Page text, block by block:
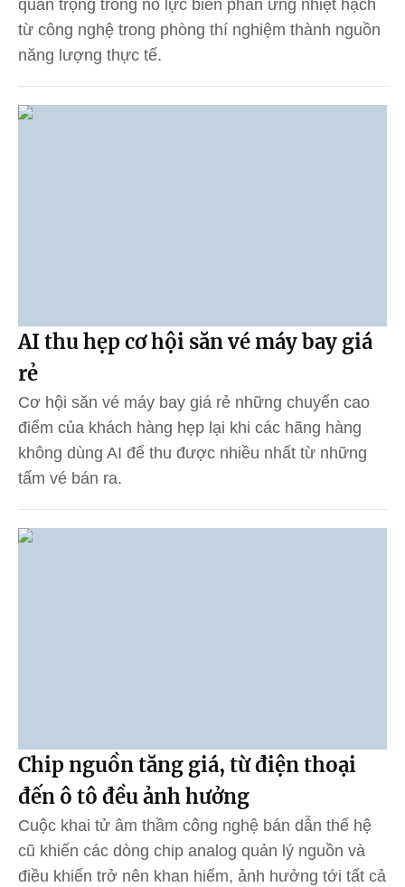
quan trọng trong nỗ lực biến phản ứng nhiệt hạch
từ công nghệ trong phòng thí nghiệm thành nguồn
năng lượng thực tế.
AI thu hẹp cơ hội săn vé máy bay giá
rẻ
Cơ hội săn vé máy bay giá rẻ những chuyến cao
điểm của khách hàng hẹp lại khi các hãng hàng
không dùng AI để thu được nhiều nhất từ những
tấm vé bán ra.
Chip nguồn tăng giá, từ điện thoại
đến ô tô đều ảnh hưởng
Cuộc khai tử âm thầm công nghệ bán dẫn thế hệ
cũ khiến các dòng chip analog quản lý nguồn và
điều khiển trở nên khan hiếm, ảnh hưởng tới tất cả